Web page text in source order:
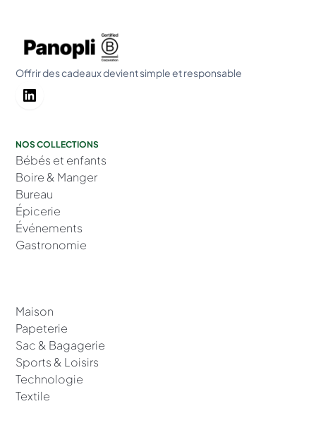
Offrir des cadeaux devient simple et responsable
NOS COLLECTIONS
Bébés et enfants
Boire & Manger
Bureau
Épicerie
Événements
Gastronomie
Maison
Papeterie
Sac & Bagagerie
Sports & Loisirs
Technologie
Textile